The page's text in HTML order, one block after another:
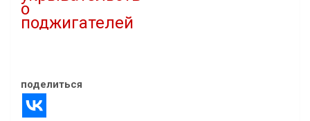
о
поджигателей
поделиться